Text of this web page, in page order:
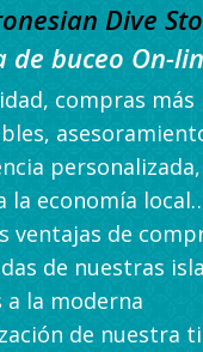
Dive
de buceo On-
compras más
personalizada,
la economía
ventajas de
de nuestras
a la moderna
de nuestra